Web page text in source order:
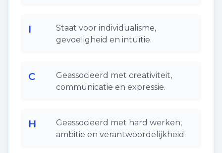
I
Staat voor individualisme,
gevoeligheid en intuïtie.
C
Geassocieerd met creativiteit,
communicatie en expressie.
H
Geassocieerd met hard werken,
ambitie en verantwoordelijkheid.